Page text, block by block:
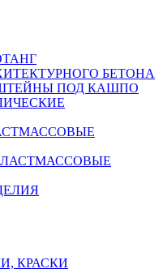
БЕТОНА
ПОД КАШПО
КРАСКИ